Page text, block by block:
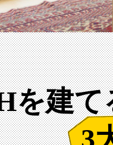
を建て
3